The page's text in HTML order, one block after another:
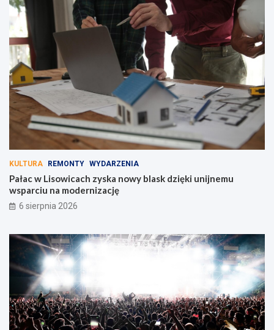
KULTURA REMONTY WYDARZENIA
Pałac w Lisowicach zyska nowy blask dzięki unijnemu
wsparciu na modernizację
6 sierpnia 2026